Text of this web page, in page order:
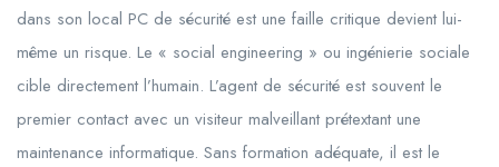
dans son local PC de sécurité est une faille critique devient lui-
même un risque. Le « social engineering » ou ingénierie sociale
cible directement l’humain. L’agent de sécurité est souvent le
premier contact avec un visiteur malveillant prétextant une
maintenance informatique. Sans formation adéquate, il est le